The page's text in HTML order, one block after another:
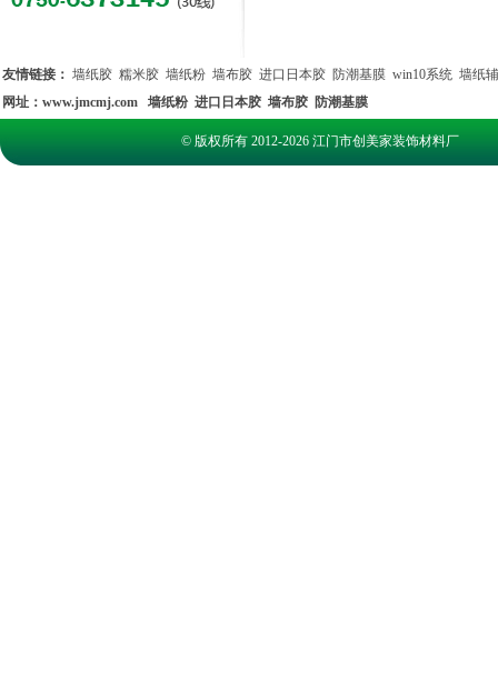
友情链接： 墙纸胶 糯米胶 墙纸粉 墙布胶 进口日本胶 防潮基膜 win10系统 墙纸
网址： www.jmcmj.com 墙纸粉 进口日本胶 墙布胶 防潮基膜
© 版权所有 2012-2026 江门市创美家装饰材料厂